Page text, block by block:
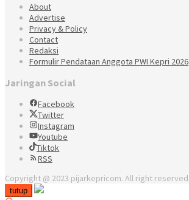
About
Advertise
Privacy & Policy
Contact
Redaksi
Formulir Pendataan Anggota PWI Kepri 2026
Jaringan Social
Facebook
Twitter
Instagram
Youtube
Tiktok
RSS
Copyright @ 2023 pijarkepricom. All right reserved
tutup